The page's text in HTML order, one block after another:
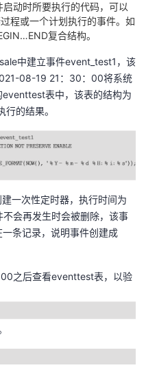
动时所要执行的代码，可以
程或一个计划执行的事件。如
复合结构。
中建立事件event_test1，该
08-19 21：30：00将系统
表中，该表的结构为
的结果。
一次性定时器，执行时间为
会再发生时会被删除，该事
条记录，说明事件创建成
之后查看eventtest表，以验